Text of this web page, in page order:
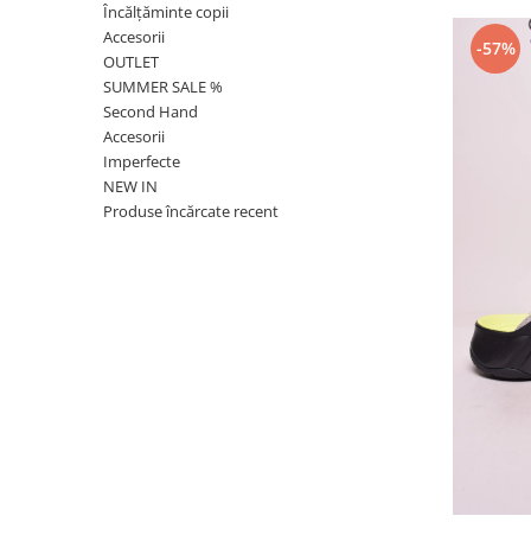
Încălțăminte copii
Accesorii
OUTLET
SUMMER SALE %
Second Hand
Accesorii
Imperfecte
NEW IN
Produse încărcate recent
-57%